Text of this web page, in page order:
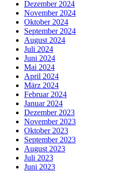
Dezember 2024
November 2024
Oktober 2024
September 2024
August 2024
Juli 2024
Juni 2024
Mai 2024
April 2024
März 2024
Februar 2024
Januar 2024
Dezember 2023
November 2023
Oktober 2023
September 2023
August 2023
Juli 2023
Juni 2023